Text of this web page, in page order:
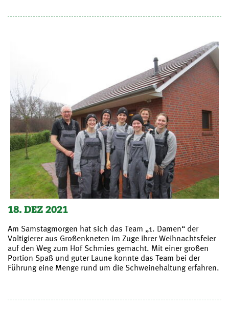
18. DEZ 2021
Am Samstagmorgen hat sich das Team „1. Damen“ der
Voltigierer aus Großenkneten im Zuge ihrer Weihnachtsfeier
auf den Weg zum Hof Schmies gemacht. Mit einer großen
Portion Spaß und guter Laune konnte das Team bei der
Führung eine Menge rund um die Schweinehaltung erfahren.